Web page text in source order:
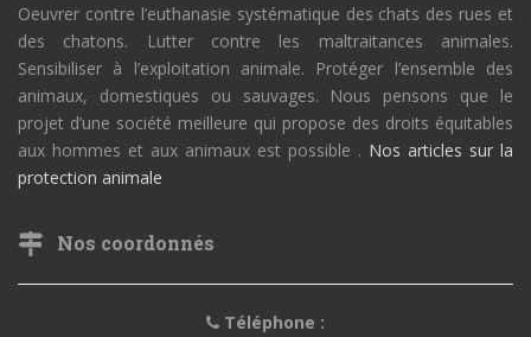
Oeuvrer contre l’euthanasie systématique des chats des rues et
des chatons. Lutter contre les maltraitances animales.
Sensibiliser à l’exploitation animale. Protéger l’ensemble des
animaux, domestiques ou sauvages. Nous pensons que le
projet d’une société meilleure qui propose des droits équitables
aux hommes et aux animaux est possible . Nos articles sur la
protection animale
Nos coordonnés
Téléphone :